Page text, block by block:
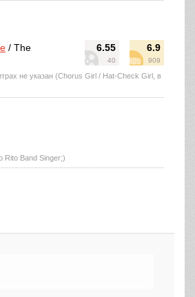
6.55
40
6.9
909
/ The
не указан (Chorus Girl / Hat-Check Girl, в
Rito Band Singer;)